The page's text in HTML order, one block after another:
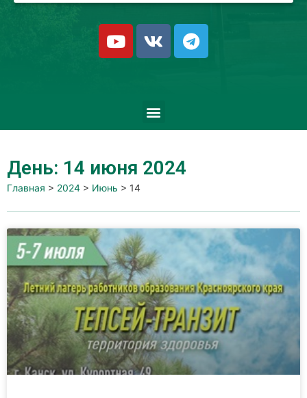
День: 14 июня 2024
Главная > 2024 > Июнь > 14